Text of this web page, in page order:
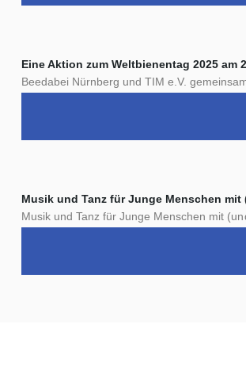
Eine Aktion zum Weltbienentag 2025 am
Beedabei Nürnberg und TIM e.V.
Musik und Tanz für Junge Menschen
Musik und Tanz für Junge Menschen mit